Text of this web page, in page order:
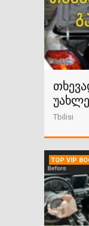
Tbilisi
TOP VIP